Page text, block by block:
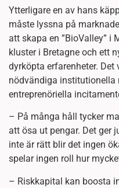
Ytterligare en av hans
måste lyssna på
att skapa en ”BioValley” i
kluster i Bretagne och ett
dyrköpta erfarenheter.
nödvändiga institutionella
entreprenöriella
– På många håll tycker
att ösa ut pengar. Det ger
inte är rätt blir det ingen
spelar ingen roll hur
– Riskkapital kan boosta